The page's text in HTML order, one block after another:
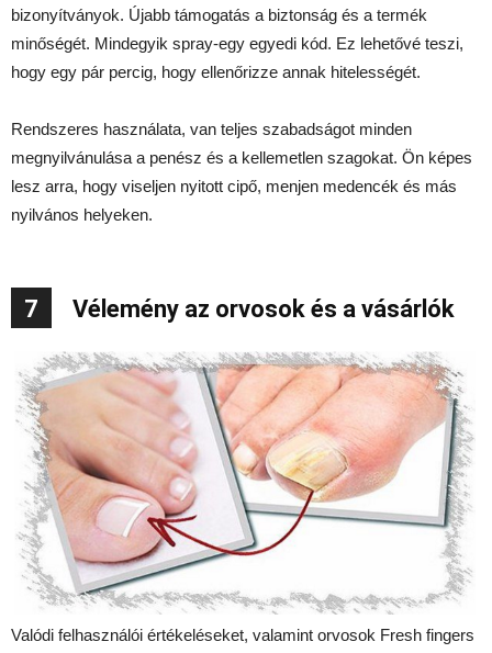
bizonyítványok. Újabb támogatás a biztonság és a termék
minőségét. Mindegyik spray-egy egyedi kód. Ez lehetővé teszi,
hogy egy pár percig, hogy ellenőrizze annak hitelességét.
Rendszeres használata, van teljes szabadságot minden
megnyilvánulása a penész és a kellemetlen szagokat. Ön képes
lesz arra, hogy viseljen nyitott cipő, menjen medencék és más
nyilvános helyeken.
7 Vélemény az orvosok és a vásárlók
Valódi felhasználói értékeléseket, valamint orvosok Fresh fingers